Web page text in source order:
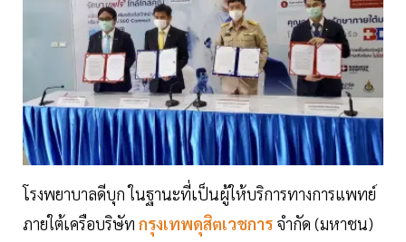
โรงพยาบาลดีบุก ในฐานะที่เป็นผู้ให้บริการทางการแพทย์
ภายใต้เครือบริษัท กรุงเทพดุสิตเวชการ จำกัด (มหาชน)